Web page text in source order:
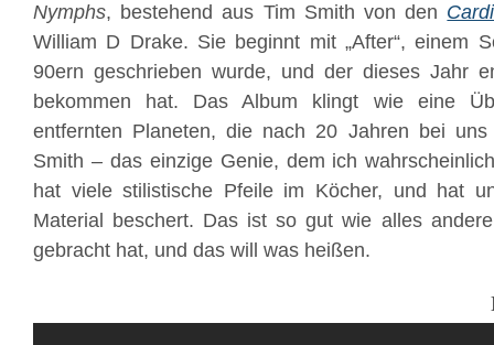
Nymphs, bestehend aus Tim Smith von den
William D Drake. Sie beginnt mit „After“, einem
90ern geschrieben wurde, und der dieses Jahr
bekommen hat. Das Album klingt wie eine
entfernten Planeten, die nach 20 Jahren bei
Smith – das einzige Genie, dem ich
hat viele stilistische Pfeile im Köcher, und hat
Material beschert. Das ist so gut wie alles
gebracht hat, und das will was heißen.